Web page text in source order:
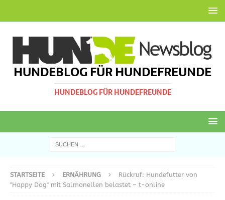
HUNDEBLOG FÜR HUNDEFREUNDE
HUNDEBLOG FÜR HUNDEFREUNDE
STARTSEITE ERNÄHRUNG
Rückruf: Hundefutter von
"Happy Dog" mit Salmonellen belastet – t-online